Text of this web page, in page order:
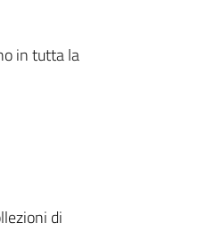
in tutta la
di